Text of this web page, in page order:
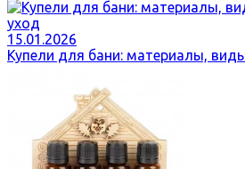
15.01.2026
Купели для бани: материалы,